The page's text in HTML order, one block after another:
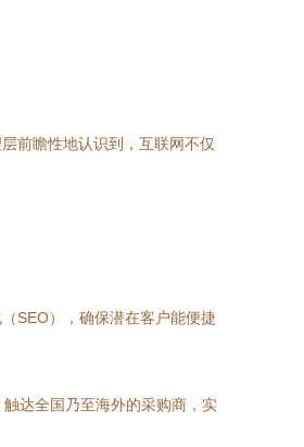
前瞻性地认识到，互联网不仅
SEO），确保潜在客户能便捷
达全国乃至海外的采购商，实